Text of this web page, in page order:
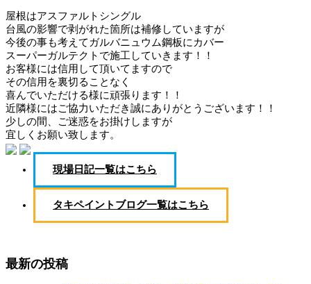
屋根はアスファルトシングル
台風の影響で剥がれた箇所は補修していますが
今後の事も考えてガルバニュウム鋼板にカバー
スーパーガルテクトで施工していきます！！
お客様には信用して頂いてますので
その信用を裏切ることなく
喜んでいただける様に頑張ります！！
近隣様にはご協力いただき誠にありがとうございます！！
少しの間、ご迷惑をお掛けしますが
宜しくお願い致します。
現場日記一覧はこちら
タキペイントブログ一覧はこちら
最新の投稿